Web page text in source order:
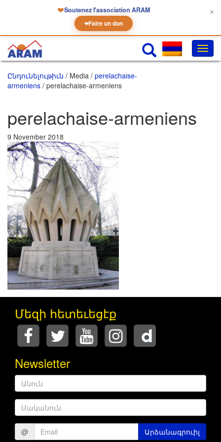
❤Soutenez l'association ARAM
❤Faire un don
✕
Ընդունելութիւն / Media / perelachaise-
armeniens / perelachaise-armeniens
perelachaise-armeniens
9 November 2018
Մեզի հետեւեցէք
Newsletter
Անուն
Մականուն
@ Արձանագրուիլ